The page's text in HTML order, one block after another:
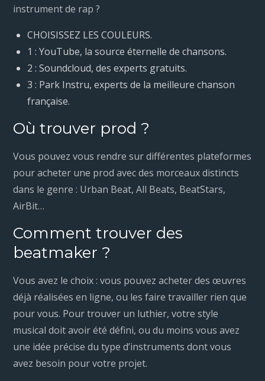
instrument de rap ?
CHOISISSEZ LES COULEURS.
1 : YouTube, la source éternelle de chansons.
2 : Soundcloud, des experts gratuits.
3 : Park Instru, experts de la meilleure chanson
française.
Où trouver prod ?
Vous pouvez vous rendre sur différentes plateformes
pour acheter une prod avec des morceaux distincts
dans le genre : Urban Beat, All Beats, BeatStars,
AirBit…
Comment trouver des
beatmaker ?
Vous avez le choix : vous pouvez acheter des œuvres
déjà réalisées en ligne, ou les faire travailler rien que
pour vous. Pour trouver un luthier, votre style
musical doit avoir été défini, ou du moins vous avez
une idée précise du type d’instruments dont vous
avez besoin pour votre projet.